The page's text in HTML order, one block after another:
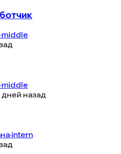
·middle
·middle
дней назад
·intern